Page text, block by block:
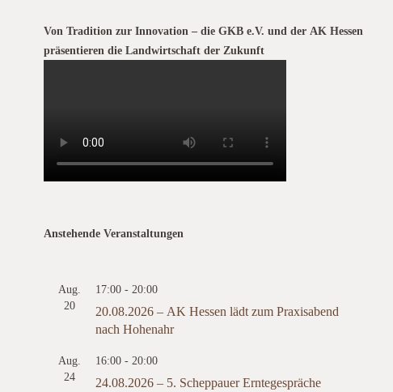
Von Tradition zur Innovation – die GKB e.V. und der AK Hessen
präsentieren die Landwirtschaft der Zukunft
Anstehende Veranstaltungen
Aug.
20
17:00 - 20:00
20.08.2026 – AK Hessen lädt zum Praxisabend
nach Hohenahr
Aug.
24
16:00 - 20:00
24.08.2026 – 5. Scheppauer Erntegespräche